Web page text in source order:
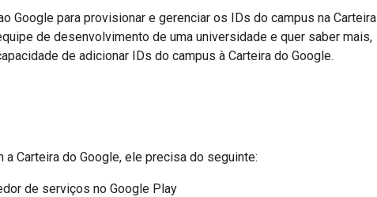
Google para provisionar e gerenciar os IDs do campus na Carteira
de desenvolvimento de uma universidade e quer saber mais,
de adicionar IDs do campus à Carteira do Google.
Carteira do Google, ele precisa do seguinte:
de serviços no Google Play